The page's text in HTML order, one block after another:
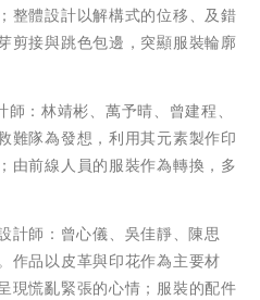
整體設計以解構式的位移、及錯
剪接與跳色包邊，突顯服裝輪廓
：林靖彬、萬予晴、曾建程、
難隊為發想，利用其元素製作印
由前線人員的服裝作為轉換，多
計師：曾心儀、吳佳靜、陳思
作品以皮革與印花作為主要材
現慌亂緊張的心情；服裝的配件